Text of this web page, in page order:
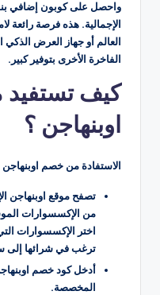
الإجمالية. هذه فرصة رائعة
العالم أو جهاز العرض
الفاخرة الأخرى بتوفير كبير.
كيف
اوبنهاجن ؟
الاستفادة من خصم
تصفح موقع اوبنهاجن
من الإكسسوارات
اختر الإكسسوارات
ترغب في شرائها إلى
أدخل كود خصم
المخصصة.